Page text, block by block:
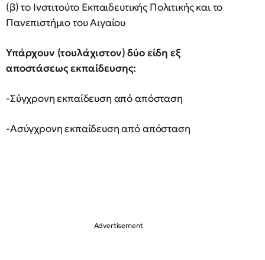
(β) το Ινστιτούτο Εκπαιδευτικής Πολιτικής και το
Πανεπιστήμιο του Αιγαίου
Υπάρχουν (τουλάχιστον) δύο είδη εξ
αποστάσεως εκπαίδευσης:
-Σύγχρονη εκπαίδευση από απόσταση
-Ασύγχρονη εκπαίδευση από απόσταση